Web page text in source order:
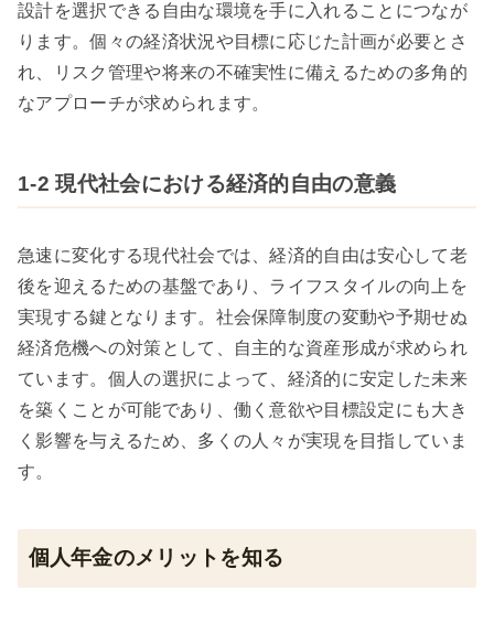
設計を選択できる自由な環境を手に入れることにつなが
ります。個々の経済状況や目標に応じた計画が必要とさ
れ、リスク管理や将来の不確実性に備えるための多角的
なアプローチが求められます。
1-2 現代社会における経済的自由の意義
急速に変化する現代社会では、経済的自由は安心して老
後を迎えるための基盤であり、ライフスタイルの向上を
実現する鍵となります。社会保障制度の変動や予期せぬ
経済危機への対策として、自主的な資産形成が求められ
ています。個人の選択によって、経済的に安定した未来
を築くことが可能であり、働く意欲や目標設定にも大き
く影響を与えるため、多くの人々が実現を目指していま
す。
個人年金のメリットを知る